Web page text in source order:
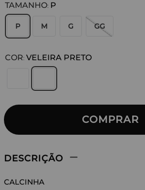
TAMANHO: P
P M G GG
COR: VELEIRA PRETO
COMPRAR
DESCRIÇÃO
CALCINHA